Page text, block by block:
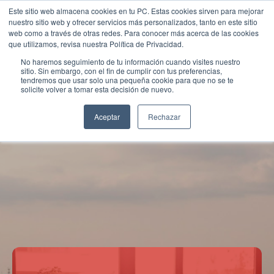
Este sitio web almacena cookies en tu PC. Estas cookies sirven para mejorar
nuestro sitio web y ofrecer servicios más personalizados, tanto en este sitio
web como a través de otras redes. Para conocer más acerca de las cookies
que utilizamos, revisa nuestra Política de Privacidad.
No haremos seguimiento de tu información cuando visites nuestro
sitio. Sin embargo, con el fin de cumplir con tus preferencias,
tendremos que usar solo una pequeña cookie para que no se te
solicite volver a tomar esta decisión de nuevo.
Aceptar Rechazar